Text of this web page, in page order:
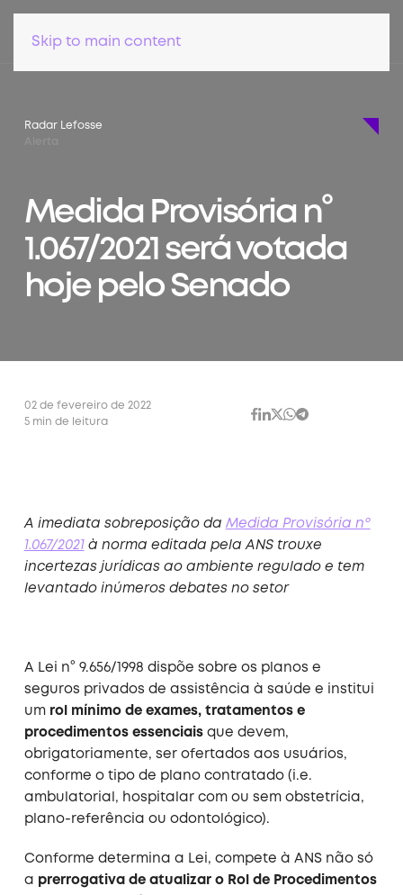
Skip to main content
Radar Lefosse
Medida Provisória n°
1.067/2021 será votada
hoje pelo Senado
02 de fevereiro de 2022
5 min de leitura
A imediata sobreposição da Medida Provisória nº
1.067/2021 à norma editada pela ANS trouxe
incertezas jurídicas ao ambiente regulado e tem
levantado inúmeros debates no setor
A Lei n° 9.656/1998 dispõe sobre os planos e
seguros privados de assistência à saúde e institui
um rol mínimo de exames, tratamentos e
procedimentos essenciaisque devem,
obrigatoriamente, ser ofertados aos usuários,
conforme o tipo de plano contratado (i.e.
ambulatorial, hospitalar com ou sem obstetrícia,
plano-referência ou odontológico).
Conforme determina a Lei, compete à ANS não só
a prerrogativa de atualizar o Rol de Procedimentos